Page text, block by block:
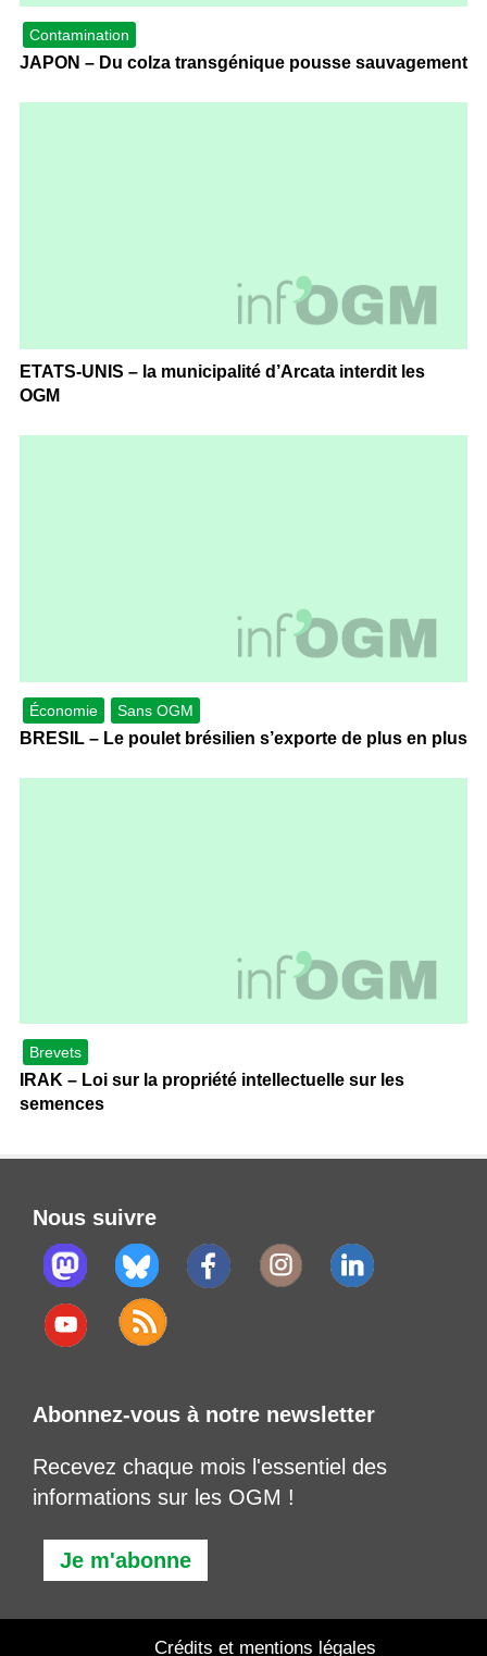
Contamination
JAPON – Du colza transgénique pousse sauvagement
ETATS-UNIS – la municipalité d’Arcata interdit les
OGM
Économie Sans OGM
BRESIL – Le poulet brésilien s’exporte de plus en plus
Brevets
IRAK – Loi sur la propriété intellectuelle sur les
semences
Nous suivre
Abonnez-vous à notre newsletter
Recevez chaque mois l'essentiel des
informations sur les OGM !
Je m'abonne
Crédits et mentions légales